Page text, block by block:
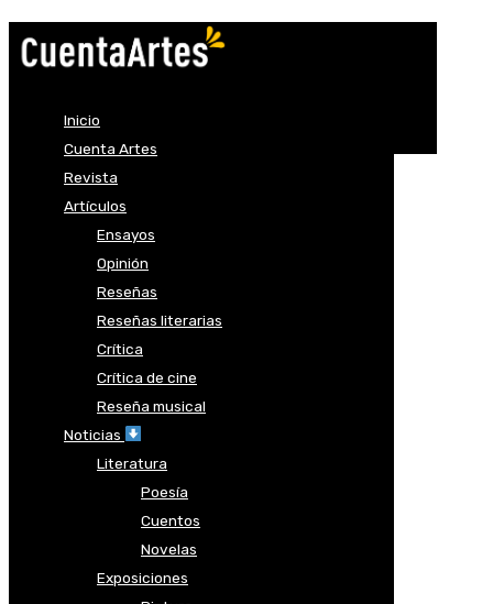
Inicio
Cuenta Artes
Revista
Artículos
Ensayos
Opinión
Reseñas
Reseñas literarias
Crítica
Crítica de cine
Reseña musical
Noticias
Literatura
Poesía
Cuentos
Novelas
Exposiciones